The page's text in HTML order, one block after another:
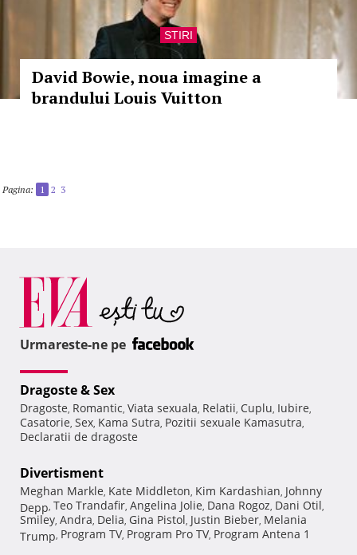
STIRI
David Bowie, noua imagine a
brandului Louis Vuitton
Pagina: 1 2 3
Urmareste-ne pe
Dragoste & Sex
Dragoste, Romantic, Viata sexuala, Relatii, Cuplu, Iubire,
Casatorie, Sex, Kama Sutra, Pozitii sexuale Kamasutra,
Declaratii de dragoste
Divertisment
Meghan Markle, Kate Middleton, Kim Kardashian, Johnny
Depp, Teo Trandafir, Angelina Jolie, Dana Rogoz, Dani Otil,
Smiley, Andra, Delia, Gina Pistol, Justin Bieber, Melania
Trump, Program TV, Program Pro TV, Program Antena 1